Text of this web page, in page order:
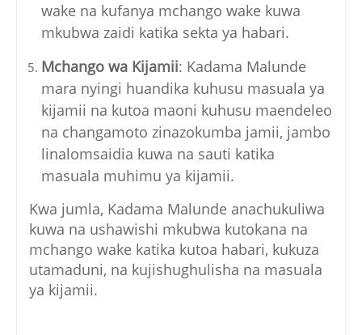
wake na kufanya mchango wake kuwa
mkubwa zaidi katika sekta ya habari.
Mchango wa Kijamii: Kadama Malunde
mara nyingi huandika kuhusu masuala ya
kijamii na kutoa maoni kuhusu maendeleo
na changamoto zinazokumba jamii, jambo
linalomsaidia kuwa na sauti katika
masuala muhimu ya kijamii.
Kwa jumla, Kadama Malunde anachukuliwa
kuwa na ushawishi mkubwa kutokana na
mchango wake katika kutoa habari, kukuza
utamaduni, na kujishughulisha na masuala
ya kijamii.